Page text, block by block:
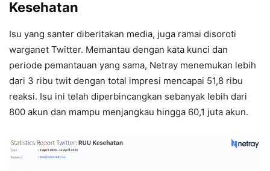
Kesehatan
Isu yang santer diberitakan media, juga ramai disoroti
warganet Twitter. Memantau dengan kata kunci dan
periode pemantauan yang sama, Netray menemukan lebih
dari 3 ribu twit dengan total impresi mencapai 51,8 ribu
reaksi. Isu ini telah diperbincangkan sebanyak lebih dari
800 akun dan mampu menjangkau hingga 60,1 juta akun.